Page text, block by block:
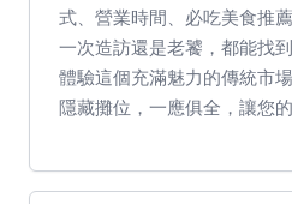
式、營業時間、必吃美食推
一次造訪還是老饕，都能找
體驗這個充滿魅力的傳統市
隱藏攤位，一應俱全，讓您的